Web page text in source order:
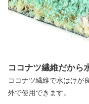
ココナツ繊維だから
ココナツ繊維で水はけが
外で使用できます。